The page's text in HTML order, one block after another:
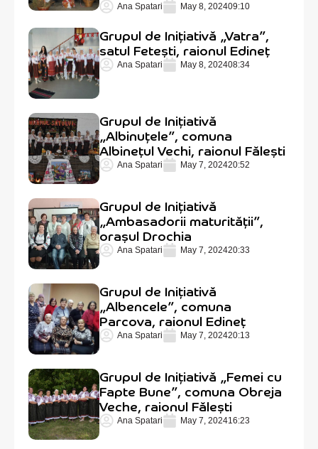
Ana Spatari May 8, 202409:10
Grupul de Inițiativă „Vatra”,
satul Fetești, raionul Edineț
Ana Spatari May 8, 202408:34
Grupul de Inițiativă
„Albinuțele”, comuna
Albinețul Vechi, raionul Fălești
Ana Spatari May 7, 202420:52
Grupul de Inițiativă
„Ambasadorii maturității”,
orașul Drochia
Ana Spatari May 7, 202420:33
Grupul de Inițiativă
„Albencele”, comuna
Parcova, raionul Edineț
Ana Spatari May 7, 202420:13
Grupul de Inițiativă „Femei cu
Fapte Bune”, comuna Obreja
Veche, raionul Fălești
Ana Spatari May 7, 202416:23